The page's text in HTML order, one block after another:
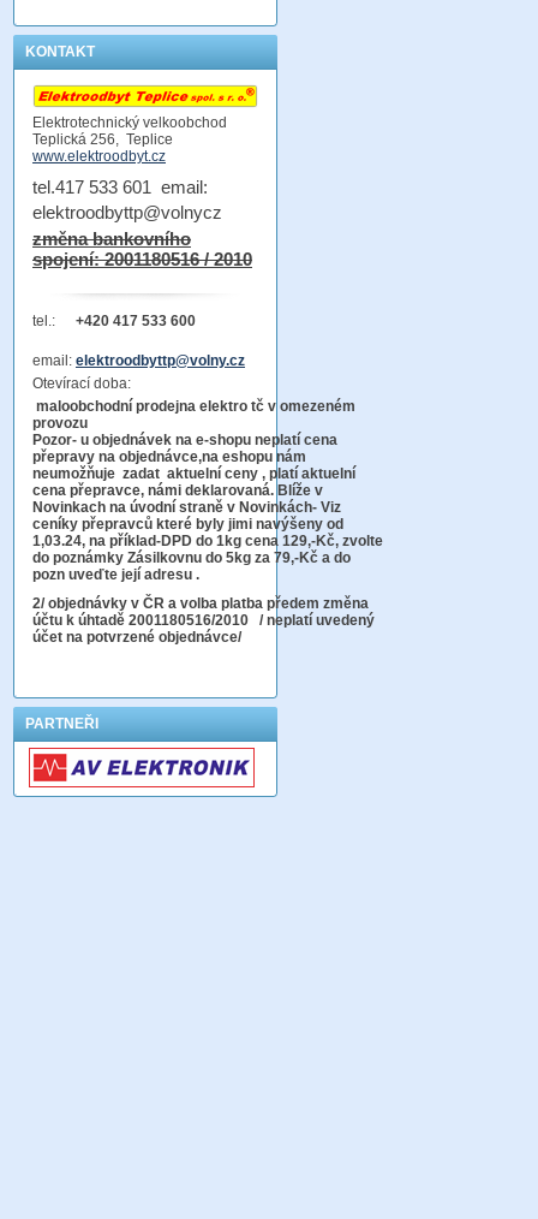
KONTAKT
Elektrotechnický velkoobchod
Teplická 256, Teplice
www.elektroodbyt.cz
tel.417 533 601 email:
elektroodbyttp@volnycz
změna bankovního
spojení: 2001180516 / 2010
tel.: +420 417 533 600
email: elektroodbyttp@volny.cz
Otevírací doba:
maloobchodní prodejna elektro tč v omezeném
provozu
Pozor- u objednávek na e-shopu neplatí cena
přepravy na objednávce,na eshopu nám
neumožňuje zadat aktuelní ceny , platí aktuelní
cena přepravce, námi deklarovaná. Blíže v
Novinkach na úvodní straně v Novinkách- Viz
ceníky přepravců které byly jimi navýšeny od
1,03.24, na příklad-DPD do 1kg cena 129,-Kč, zvolte
do poznámky Zásilkovnu do 5kg za 79,-Kč a do
pozn uveďte její adresu .
2/ objednávky v ČR a volba platba předem změna
účtu k úhtadě 2001180516/2010 / neplatí uvedený
účet na potvrzené objednávce/
PARTNEŘI